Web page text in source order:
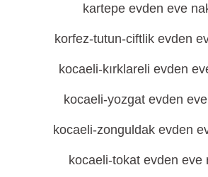
kartepe evden eve
korfez-tutun-ciftlik evden
kocaeli-kırklareli evden
kocaeli-yozgat evden
kocaeli-zonguldak evden
kocaeli-tokat evden eve